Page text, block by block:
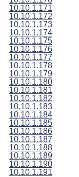
10.10.1.171
10.10.1.172
10.10.1.173
10.10.1.174
10.10.1.175
10.10.1.176
10.10.1.177
10.10.1.178
10.10.1.179
10.10.1.180
10.10.1.181
10.10.1.182
10.10.1.183
10.10.1.184
10.10.1.185
10.10.1.186
10.10.1.187
10.10.1.188
10.10.1.189
10.10.1.190
10.10.1.191